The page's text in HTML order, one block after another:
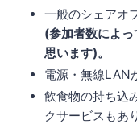
一般のシェアオ
(参加者数によ
思います)。
電源・無線LAN
飲食物の持ち込
クサービスもあ